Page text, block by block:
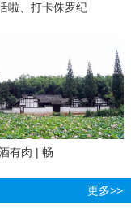
啦、打卡侏罗纪
有肉 | 畅
更多>>